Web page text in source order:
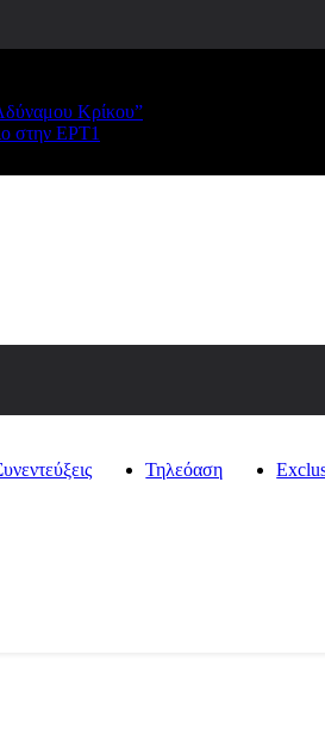
Κρίκου”
στην ΕΡΤ1
Τηλεόαση